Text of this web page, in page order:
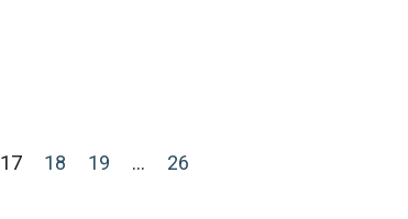
17 18 19 … 26